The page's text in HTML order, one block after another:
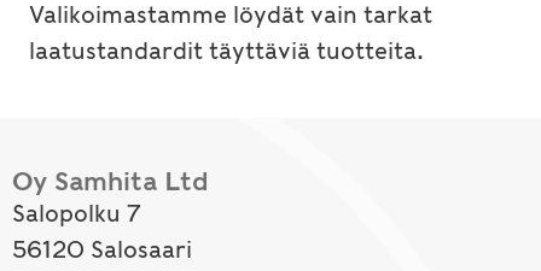
Valikoimastamme löydät vain tarkat
laatustandardit täyttäviä tuotteita.
Oy Samhita Ltd
Salopolku 7
56120 Salosaari